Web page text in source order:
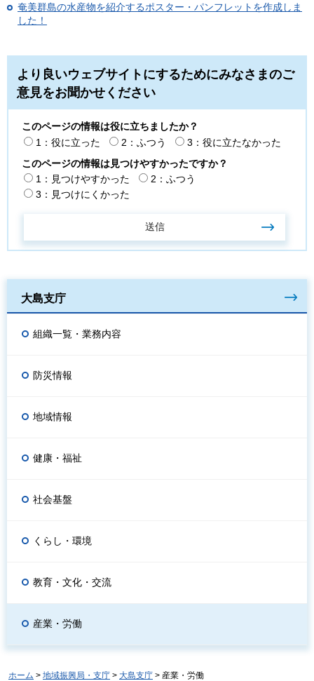
奄美群島の水産物を紹介するポスター・パンフレットを作成しま
した！
より良いウェブサイトにするためにみなさまのご
意見をお聞かせください
このページの情報は役に立ちましたか？
1：役に立った
2：ふつう
3：役に立たなかった
このページの情報は見つけやすかったですか？
1：見つけやすかった
2：ふつう
3：見つけにくかった
大島支庁
組織一覧・業務内容
防災情報
地域情報
健康・福祉
社会基盤
くらし・環境
教育・文化・交流
産業・労働
ホーム > 地域振興局・支庁 > 大島支庁 > 産業・労働